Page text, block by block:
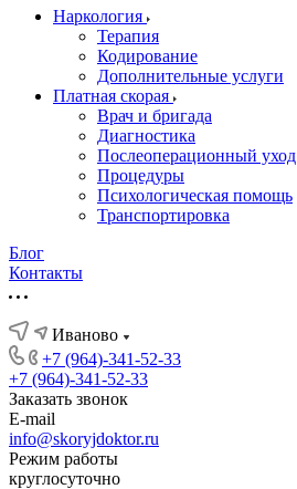
Наркология
Терапия
Кодирование
Дополнительные услуги
Платная скорая
Врач и бригада
Диагностика
Послеоперационный уход
Процедуры
Психологическая помощь
Транспортировка
Блог
Контакты
Иваново
+7 (964)-341-52-33
+7 (964)-341-52-33
Заказать звонок
E-mail
info@skoryjdoktor.ru
Режим работы
круглосуточно